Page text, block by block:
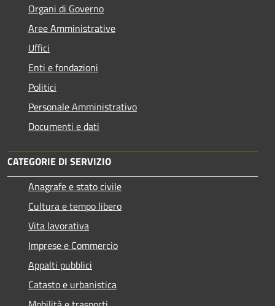
Organi di Governo
Aree Amministrative
Uffici
Enti e fondazioni
Politici
Personale Amministrativo
Documenti e dati
CATEGORIE DI SERVIZIO
Anagrafe e stato civile
Cultura e tempo libero
Vita lavorativa
Imprese e Commercio
Appalti pubblici
Catasto e urbanistica